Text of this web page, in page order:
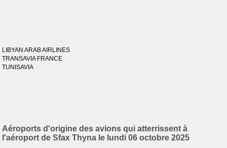
LIBYAN ARAB AIRLINES
TRANSAVIA FRANCE
TUNISAVIA
Aéroports d'origine des avions qui atterrissent à
l'aéroport de Sfax Thyna le lundi 06 octobre 2025